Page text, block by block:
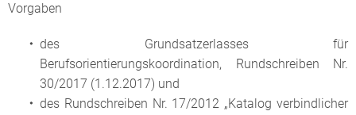
Vorgaben
des Grundsatzerlasses für
Berufsorientierungskoordination, Rundschreiben Nr.
30/2017 (1.12.2017) und
des Rundschreiben Nr. 17/2012 „Katalog verbindlicher